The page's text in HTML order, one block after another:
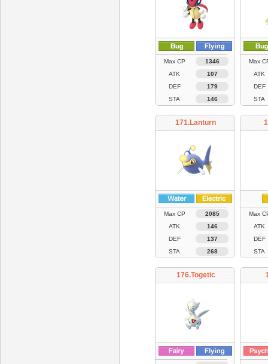
Max CP
1346
ATK
107
DEF
179
STA
146
Max
ATK
DEF
STA
171.Lanturn
Max CP
2085
ATK
146
DEF
137
STA
268
Max
ATK
DEF
STA
176.Togetic